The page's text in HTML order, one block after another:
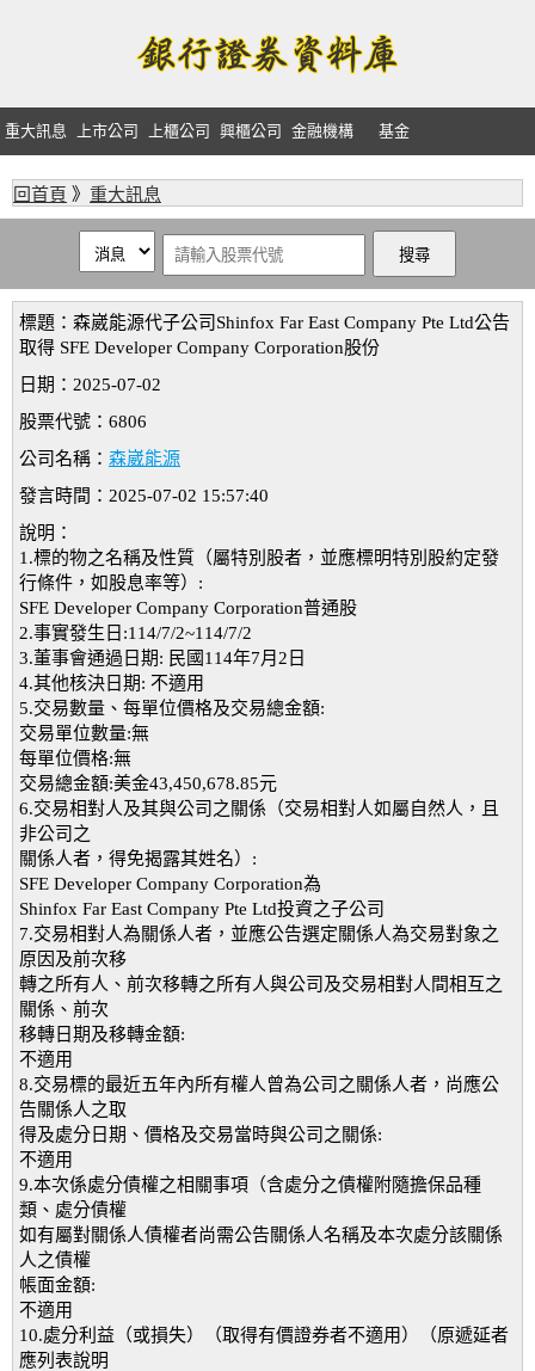
重大訊息 上市公司 上櫃公司 興櫃公司 金融機構 基金
回首頁 》 重大訊息
標題：森崴能源代子公司Shinfox Far East Company Pte Ltd公告
取得 SFE Developer Company Corporation股份
日期：2025-07-02
股票代號：6806
公司名稱： 森崴能源
發言時間：2025-07-02 15:57:40
說明：
1.標的物之名稱及性質（屬特別股者，並應標明特別股約定發
行條件，如股息率等）:
SFE Developer Company Corporation普通股
2.事實發生日:114/7/2~114/7/2
3.董事會通過日期: 民國114年7月2日
4.其他核決日期: 不適用
5.交易數量、每單位價格及交易總金額:
交易單位數量:無
每單位價格:無
交易總金額:美金43,450,678.85元
6.交易相對人及其與公司之關係（交易相對人如屬自然人，且
非公司之
關係人者，得免揭露其姓名）:
SFE Developer Company Corporation為
Shinfox Far East Company Pte Ltd投資之子公司
7.交易相對人為關係人者，並應公告選定關係人為交易對象之
原因及前次移
轉之所有人、前次移轉之所有人與公司及交易相對人間相互之
關係、前次
移轉日期及移轉金額:
不適用
8.交易標的最近五年內所有權人曾為公司之關係人者，尚應公
告關係人之取
得及處分日期、價格及交易當時與公司之關係:
不適用
9.本次係處分債權之相關事項（含處分之債權附隨擔保品種
類、處分債權
如有屬對關係人債權者尚需公告關係人名稱及本次處分該關係
人之債權
帳面金額:
不適用
10.處分利益（或損失）（取得有價證券者不適用）（原遞延者
應列表說明